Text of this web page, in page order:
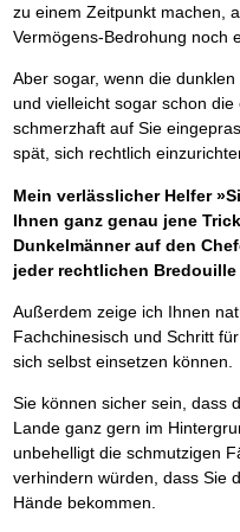
zu einem Zeitpunkt machen,
Vermögens-Bedrohung noch
Aber sogar, wenn die
und vielleicht sogar schon
schmerzhaft auf Sie
spät, sich rechtlich
Mein verlässlicher Helfer
Ihnen ganz genau jene
Dunkelmänner auf den
jeder rechtlichen
Außerdem zeige ich Ihnen
Fachchinesisch und Schritt
sich selbst einsetzen können.
Sie können sicher sein, dass
Lande ganz gern im
unbehelligt die schmutzigen
verhindern würden, dass Sie
Hände bekommen.